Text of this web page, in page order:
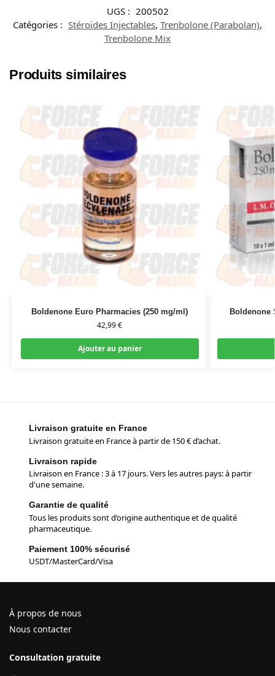
UGS : 200502
Catégories : Stéroïdes Injectables, Trenbolone (Parabolan),
Trenbolone Mix
Produits similaires
Boldenone Euro Pharmacies (250 mg/ml)
42,99€
Ajouter au panier
Boldenone
Livraison gratuite en France
Livraison gratuite en France à partir de 150 € d’achat.
Livraison rapide
Livraison en France : 3 à 17 jours. Vers les autres pays: à partir
d'une semaine.
Garantie de qualité
Tous les produits sont d’origine authentique et de qualité
pharmaceutique.
Paiement 100% sécurisé
USDT/MasterCard/Visa
À propos de nous
Nous contacter
Consultation gratuite